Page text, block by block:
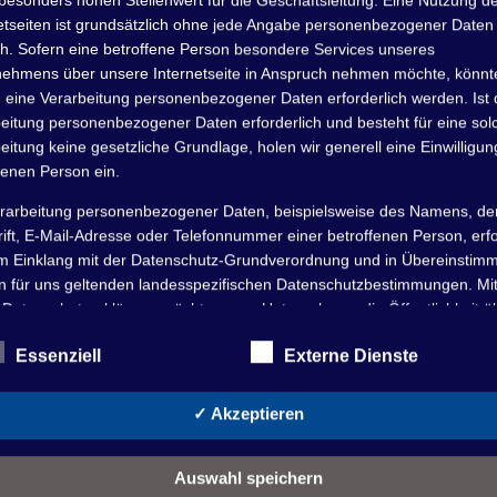
Die Saison neigt sich dem
26. Oktober 2025•Jan Königsberg
Bei schönstem Wetter war wieder ordentlich
geslippt, gefräst, gefegt, gekocht und gemeinsam
dazwischen gab es Gespräche bei einer Tasse Kaffee.
Gelände einsortiert werden. Keine leichte Aufgabe
ist grundsätzlich ohne jede Angabe personenbezogener Daten
Sofern eine betroffene Person besondere Services unseres
über unsere Internetseite in Anspruch nehmen möchte,
eine Verarbeitung personenbezogener Daten erforderlich werden. Ist
personenbezogener Daten erforderlich und besteht für eine
keine gesetzliche Grundlage, holen wir generell eine
Person ein.
personenbezogener Daten, beispielsweise des Namens,
E-Mail-Adresse oder Telefonnummer einer betroffenen Person,
Einklang mit der Datenschutz-Grundverordnung und in
für uns geltenden landesspezifischen Datenschutzbestimmungen.
Datenschutzerklärung möchte unser Unternehmen die Öffentlichkeit
Daten informieren. Ferner werden betroffene Personen
als für die Verarbeitung Verantwortlicher zahlreiche technische und
diese Internetseite verarbeiteten personenbezogenen Daten
Essenziell Externe Dienste
✓ Akzeptieren
Auswahl speichern